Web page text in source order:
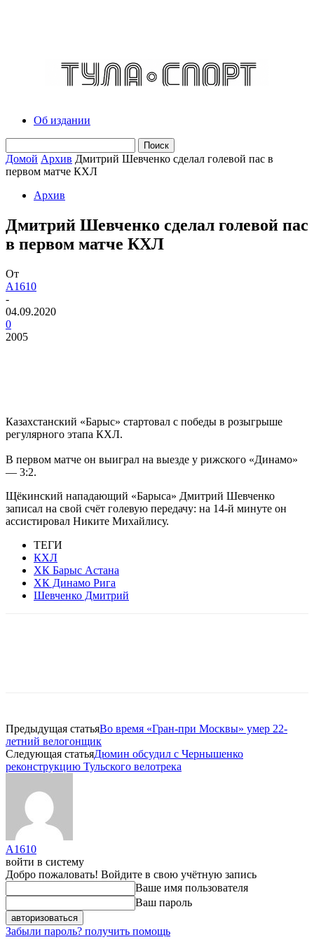
Об издании
Домой Архив Дмитрий Шевченко сделал голевой пас в
первом матче КХЛ
Архив
Дмитрий Шевченко сделал голевой пас
в первом матче КХЛ
От
A1610
-
04.09.2020
0
2005
Казахстанский «Барыс» стартовал с победы в розыгрыше
регулярного этапа КХЛ.
В первом матче он выиграл на выезде у рижского «Динамо»
— 3:2.
Щёкинский нападающий «Барыса» Дмитрий Шевченко
записал на свой счёт голевую передачу: на 14-й минуте он
ассистировал Никите Михайлису.
ТЕГИ
КХЛ
ХК Барыс Астана
ХК Динамо Рига
Шевченко Дмитрий
Предыдущая статьяВо время «Гран-при Москвы» умер 22-
летний велогонщик
Следующая статьяДюмин обсудил с Чернышенко
реконструкцию Тульского велотрека
A1610
войти в систему
Добро пожаловать! Войдите в свою учётную запись
Ваше имя пользователя
Ваш пароль
Забыли пароль? получить помощь